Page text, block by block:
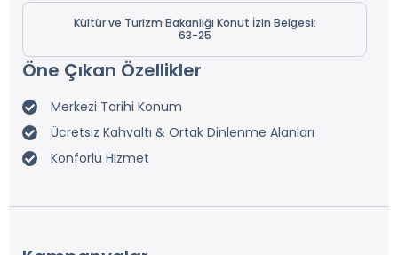
Kültür ve Turizm Bakanlığı Konut İzin Belgesi:
63-25
Öne Çıkan Özellikler
Merkezi Tarihi Konum
Ücretsiz Kahvaltı & Ortak Dinlenme Alanları
Konforlu Hizmet